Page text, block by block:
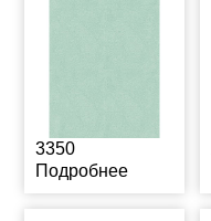
3350
Подробнее